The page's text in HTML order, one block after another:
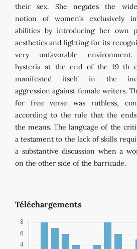
their sex. She negates the
notion of women’s exclusively
abilities by introducing her own
aesthetics and fighting for its
very unfavorable
hysteria at the end of the 19 th
manifested itself in the
aggression against female writers.
for free verse was ruthless,
according to the rule that the
the means. The language of the
a testament to the lack of skills
a substantive discussion when a
on the other side of the barricade.
Téléchargements